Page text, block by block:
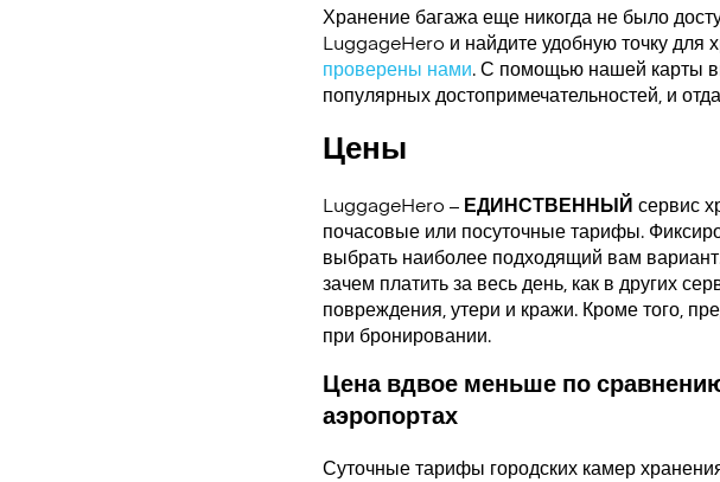
Хранение багажа еще никогда не было
LuggageHero и найдите удобную точку для
проверены нами. С помощью нашей карты
популярных достопримечательностей, и
Цены
LuggageHero – ЕДИНСТВЕННЫЙ сервис
почасовые или посуточные тарифы.
выбрать наиболее подходящий вам
зачем платить за весь день, как в других
повреждения, утери и кражи. Кроме того,
при бронировании.
Цена вдвое меньше по
аэропортах
Суточные тарифы городских камер